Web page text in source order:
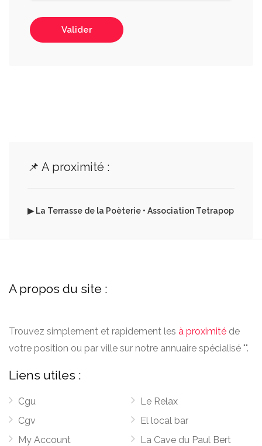
Valider
📌 A proximité :
▶ La Terrasse de la Poèterie • Association Tetrapop
A propos du site :
Trouvez simplement et rapidement les à proximité de
votre position ou par ville sur notre annuaire spécialisé "".
Liens utiles :
Cgu
Cgv
My Account
Le Relax
El local bar
La Cave du Paul Bert